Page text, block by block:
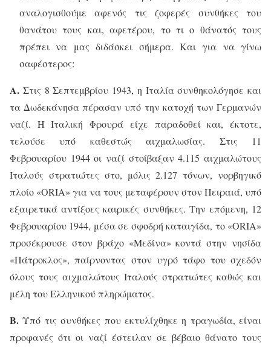
αναλογισθούμε αφενός τις ζοφερές συνθήκες του
θανάτου τους και, αφετέρου, το τι ο θάνατός τους
πρέπει να μας διδάσκει σήμερα. Και για να γίνω
σαφέστερος:
Α. Στις 8 Σεπτεμβρίου 1943, η Ιταλία συνθηκολόγησε και
τα Δωδεκάνησα πέρασαν υπό την κατοχή των Γερμανών
ναζί. Η Ιταλική Φρουρά είχε παραδοθεί και, έκτοτε,
τελούσε υπό καθεστώς αιχμαλωσίας. Στις 11
Φεβρουαρίου 1944 οι ναζί στοίβαξαν 4.115 αιχμαλώτους
Ιταλούς στρατιώτες στο, μόλις 2.127 τόνων, νορβηγικό
πλοίο «ORIA» για να τους μεταφέρουν στον Πειραιά, υπό
εξαιρετικά αντίξοες καιρικές συνθήκες. Την επόμενη, 12
Φεβρουαρίου 1944, μέσα σε σφοδρή καταιγίδα, το «ORIA»
προσέκρουσε στον βράχο «Μεδίνα» κοντά στην νησίδα
«Πάτροκλος», παίρνοντας στον υγρό τάφο του σχεδόν
όλους τους αιχμαλώτους Ιταλούς στρατιώτες καθώς και
μέλη του Ελληνικού πληρώματος.
Β.Υπό τις συνθήκες που εκτυλίχθηκε η τραγωδία, είναι
προφανές ότι οι ναζί έστειλαν σε βέβαιο θάνατο τους